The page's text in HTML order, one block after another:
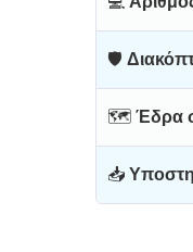
🛡
🗺 Έδρα
📥